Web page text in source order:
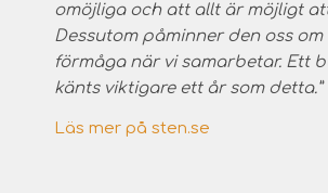
omöjliga och att allt är möjligt
Dessutom påminner den oss
förmåga när vi samarbetar. Ett
känts viktigare ett år som detta.”
Läs mer på sten.se